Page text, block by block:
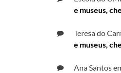
e museus,
Teresa do
e museus,
Ana Santos